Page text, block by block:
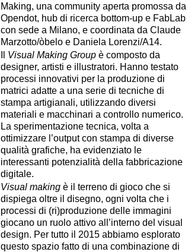
Making, una community aperta promossa da
Opendot, hub di ricerca bottom-up e FabLab
con sede a Milano, e coordinata da Claude
Marzotto/òbelo e Daniela Lorenzi/A14.
Visual Making Group è composto da
designer, artisti e illustratori. Hanno testato
processi innovativi per la produzione di
matrici adatte a una serie di tecniche di
stampa artigianali, utilizzando diversi
materiali e macchinari a controllo numerico.
La sperimentazione tecnica, volta a
ottimizzare l’output con stampa di diverse
qualità grafiche, ha evidenziato le
interessanti potenzialità della fabbricazione
digitale.
Visual making è il terreno di gioco che si
dispiega oltre il disegno, ogni volta che i
processi di (ri)produzione delle immagini
giocano un ruolo attivo all’interno del visual
design. Per tutto il 2015 abbiamo esplorato
questo spazio fatto di una combinazione di